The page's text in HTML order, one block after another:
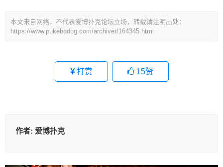
本文来自网络，不代表爱博扑克论坛立场，转载请注明出处：
https://www.pukebodog.com/archiver/164345.html
打赏 15赞
作者: 爱博扑克